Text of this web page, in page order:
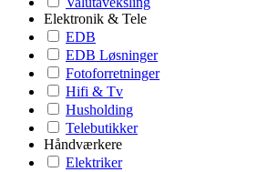
Elektronik & Tele
EDB
EDB Løsninger
Fotoforretninger
Hifi & Tv
Husholding
Telebutikker
Håndværkere
Elektriker